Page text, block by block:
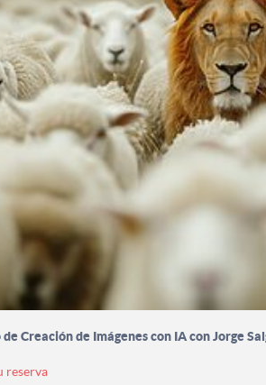
de Creación de Imágenes con IA con Jorge
reserva